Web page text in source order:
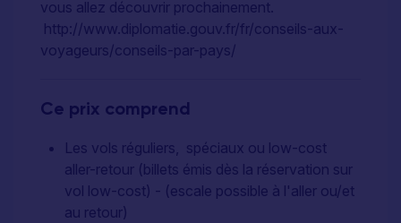
vous allez découvrir prochainement.
http://www.diplomatie.gouv.fr/fr/conseils-aux-
voyageurs/conseils-par-pays/
Ce prix comprend
Les vols réguliers, spéciaux ou low-cost
aller-retour (billets émis dès la réservation sur
vol low-cost) - (escale possible à l'aller ou/et
au retour)